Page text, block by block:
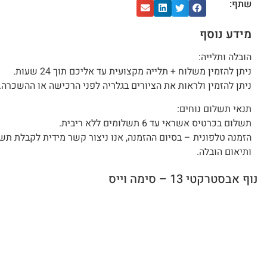
שתף:
מידע נוסף
הובלה ותלייה:
ניתן להזמין משלוח + תלייה מקצועית עד אליכם תוך 24 שעות.
ניתן להזמין ולראות את הציורים בגלריה לפני הרכישה או
תנאי תשלום נוחים:
תשלום בכרטיס אשראי עד 6 תשלומים ללא ריבית.
הזמנה טלפונית – בסיום ההזמנה, אנו ניצור קשר מידית לקבלת
ותיאום הובלה.
נוף אבסטרקטי 13 – סימה וייס